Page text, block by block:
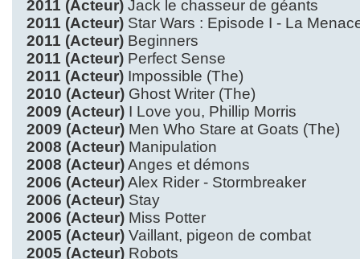
2011 (Acteur) Jack le chasseur de géants
2011 (Acteur) Star Wars : Episode I - La
2011 (Acteur) Beginners
2011 (Acteur) Perfect Sense
2011 (Acteur) Impossible (The)
2010 (Acteur) Ghost Writer (The)
2009 (Acteur) I Love you, Phillip Morris
2009 (Acteur) Men Who Stare at Goats (The)
2008 (Acteur) Manipulation
2008 (Acteur)Anges et démons
2006 (Acteur)Alex Rider - Stormbreaker
2006 (Acteur) Stay
2006 (Acteur) Miss Potter
2005 (Acteur) Vaillant, pigeon de combat
2005 (Acteur) Robots